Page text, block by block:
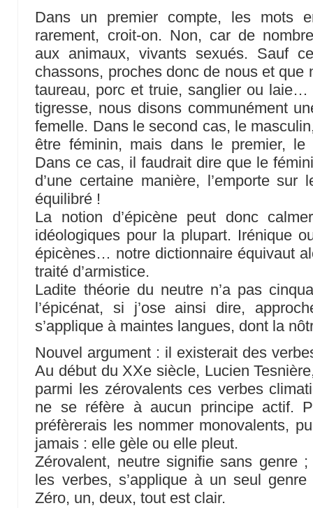
Dans un premier compte, les mots
rarement, croit-on. Non, car de
aux animaux, vivants sexués. Sauf
chassons, proches donc de nous et que
taureau, porc et truie, sanglier ou
tigresse, nous disons communément
femelle. Dans le second cas, le
être féminin, mais dans le premier,
Dans ce cas, il faudrait dire que le
d’une certaine manière, l’emporte
équilibré !
La notion d’épicène peut donc
idéologiques pour la plupart. Irénique
épicènes… notre dictionnaire équivaut
traité d’armistice.
Ladite théorie du neutre n’a pas
l’épicénat, si j’ose ainsi dire,
s’applique à maintes langues, dont la
Nouvel argument : il existerait des
Au début du XXe siècle, Lucien
parmi les zérovalents ces verbes
ne se réfère à aucun principe actif.
préfèrerais les nommer monovalents,
jamais : elle gèle ou elle pleut.
Zérovalent, neutre signifie sans genre
les verbes, s’applique à un seul
Zéro, un, deux, tout est clair.